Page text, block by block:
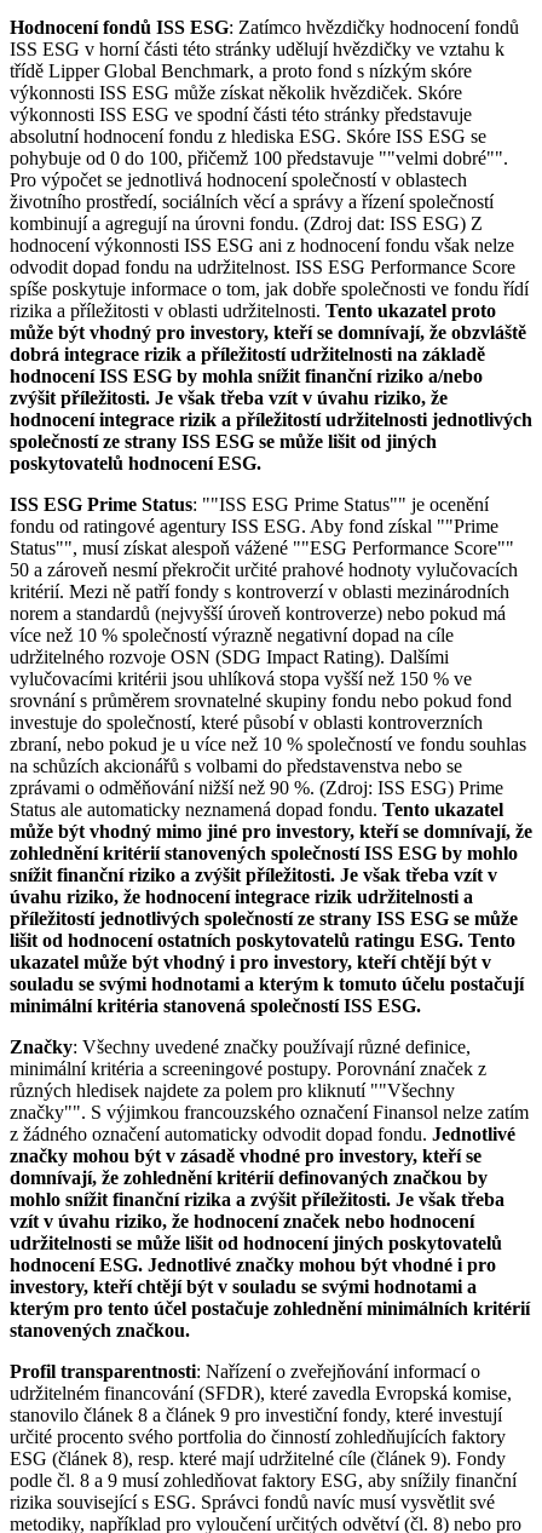
Hodnocení fondů ISS ESG: Zatímco hvězdičky hodnocení fondů
ISS ESG v horní části této stránky udělují hvězdičky ve vztahu k
třídě Lipper Global Benchmark, a proto fond s nízkým skóre
výkonnosti ISS ESG může získat několik hvězdiček. Skóre
výkonnosti ISS ESG ve spodní části této stránky představuje
absolutní hodnocení fondu z hlediska ESG. Skóre ISS ESG se
pohybuje od 0 do 100, přičemž 100 představuje ""velmi dobré"".
Pro výpočet se jednotlivá hodnocení společností v oblastech
životního prostředí, sociálních věcí a správy a řízení společností
kombinují a agregují na úrovni fondu. (Zdroj dat: ISS ESG) Z
hodnocení výkonnosti ISS ESG ani z hodnocení fondu však nelze
odvodit dopad fondu na udržitelnost. ISS ESG Performance Score
spíše poskytuje informace o tom, jak dobře společnosti ve fondu řídí
rizika a příležitosti v oblasti udržitelnosti. Tento ukazatel proto
může být vhodný pro investory, kteří se domnívají, že obzvláště
dobrá integrace rizik a příležitostí udržitelnosti na základě
hodnocení ISS ESG by mohla snížit finanční riziko a/nebo
zvýšit příležitosti. Je však třeba vzít v úvahu riziko, že
hodnocení integrace rizik a příležitostí udržitelnosti jednotlivých
společností ze strany ISS ESG se může lišit od jiných
poskytovatelů hodnocení ESG.
ISS ESG Prime Status: ""ISS ESG Prime Status"" je ocenění
fondu od ratingové agentury ISS ESG. Aby fond získal ""Prime
Status"", musí získat alespoň vážené ""ESG Performance Score""
50 a zároveň nesmí překročit určité prahové hodnoty vylučovacích
kritérií. Mezi ně patří fondy s kontroverzí v oblasti mezinárodních
norem a standardů (nejvyšší úroveň kontroverze) nebo pokud má
více než 10 % společností výrazně negativní dopad na cíle
udržitelného rozvoje OSN (SDG Impact Rating). Dalšími
vylučovacími kritérii jsou uhlíková stopa vyšší než 150 % ve
srovnání s průměrem srovnatelné skupiny fondu nebo pokud fond
investuje do společností, které působí v oblasti kontroverzních
zbraní, nebo pokud je u více než 10 % společností ve fondu souhlas
na schůzích akcionářů s volbami do představenstva nebo se
zprávami o odměňování nižší než 90 %. (Zdroj: ISS ESG) Prime
Status ale automaticky neznamená dopad fondu. Tento ukazatel
může být vhodný mimo jiné pro investory, kteří se domnívají, že
zohlednění kritérií stanovených společností ISS ESG by mohlo
snížit finanční riziko a zvýšit příležitosti. Je však třeba vzít v
úvahu riziko, že hodnocení integrace rizik udržitelnosti a
příležitostí jednotlivých společností ze strany ISS ESG se může
lišit od hodnocení ostatních poskytovatelů ratingu ESG. Tento
ukazatel může být vhodný i pro investory, kteří chtějí být v
souladu se svými hodnotami a kterým k tomuto účelu postačují
minimální kritéria stanovená společností ISS ESG.
Značky: Všechny uvedené značky používají různé definice,
minimální kritéria a screeningové postupy. Porovnání značek z
různých hledisek najdete za polem pro kliknutí ""Všechny
značky"". S výjimkou francouzského označení Finansol nelze zatím
z žádného označení automaticky odvodit dopad fondu. Jednotlivé
značky mohou být v zásadě vhodné pro investory, kteří se
domnívají, že zohlednění kritérií definovaných značkou by
mohlo snížit finanční rizika a zvýšit příležitosti. Je však třeba
vzít v úvahu riziko, že hodnocení značek nebo hodnocení
udržitelnosti se může lišit od hodnocení jiných poskytovatelů
hodnocení ESG. Jednotlivé značky mohou být vhodné i pro
investory, kteří chtějí být v souladu se svými hodnotami a
kterým pro tento účel postačuje zohlednění minimálních kritérií
stanovených značkou.
Profil transparentnosti: Nařízení o zveřejňování informací o
udržitelném financování (SFDR), které zavedla Evropská komise,
stanovilo článek 8 a článek 9 pro investiční fondy, které investují
určité procento svého portfolia do činností zohledňujících faktory
ESG (článek 8), resp. které mají udržitelné cíle (článek 9). Fondy
podle čl. 8 a 9 musí zohledňovat faktory ESG, aby snížily finanční
rizika související s ESG. Správci fondů navíc musí vysvětlit své
metodiky, například pro vyloučení určitých odvětví (čl. 8) nebo pro